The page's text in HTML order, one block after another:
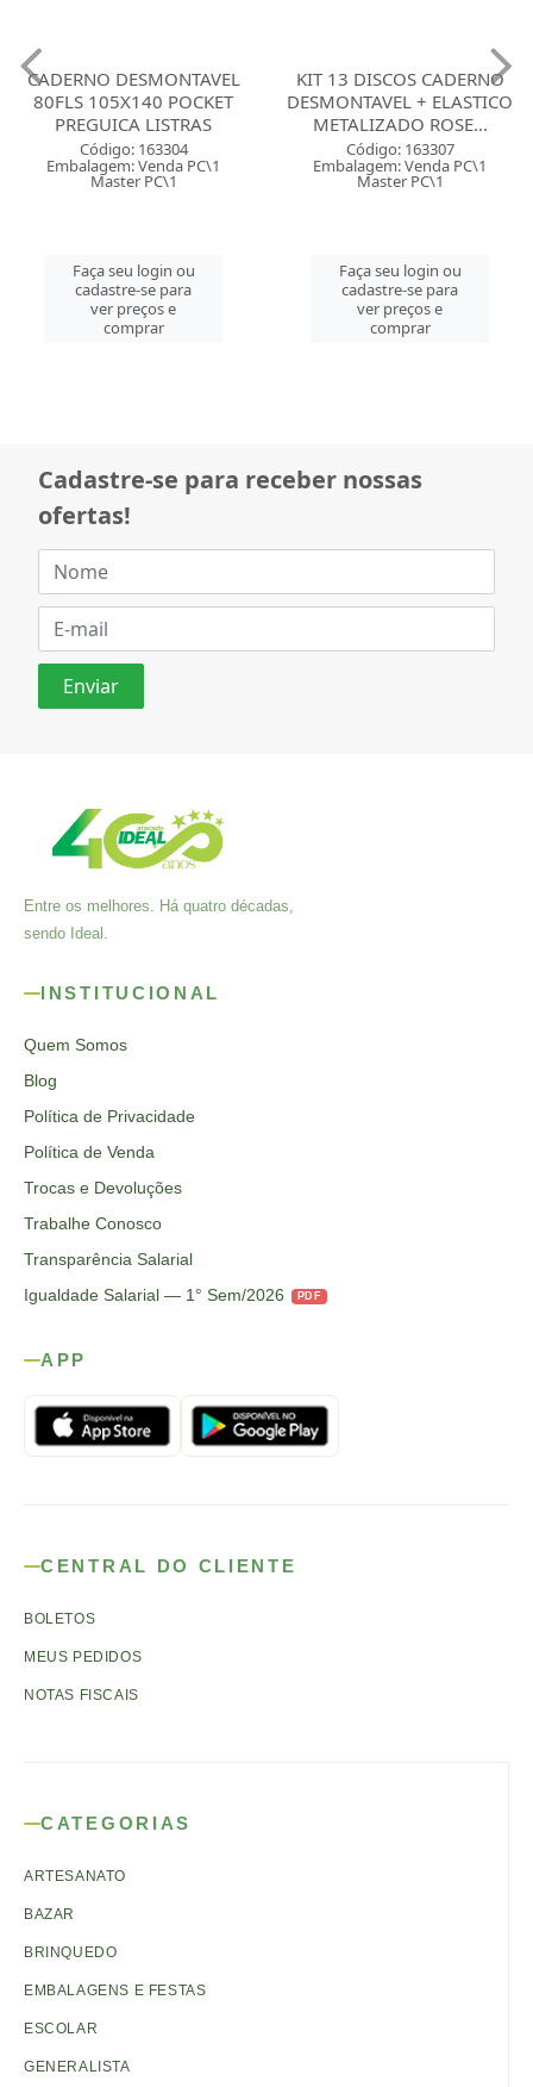
CADERNO DESMONTAVEL
80FLS 105X140 POCKET
PREGUICA LISTRAS
Código: 163304
Embalagem: Venda PC\1
Master PC\1
Faça seu login ou
cadastre-se para
ver preços e
comprar
KIT 13 DISCOS CADERNO
DESMONTAVEL + ELASTICO
METALIZADO ROSE...
Código: 163307
Embalagem: Venda PC\1
Master PC\1
Faça seu login ou
cadastre-se para
ver preços e
comprar
Cadastre-se para receber nossas
ofertas!
Entre os melhores. Há quatro décadas,
sendo Ideal.
INSTITUCIONAL
Quem Somos
Blog
Política de Privacidade
Política de Venda
Trocas e Devoluções
Trabalhe Conosco
Transparência Salarial
Igualdade Salarial — 1° Sem/2026
PDF
APP
CENTRAL DO CLIENTE
BOLETOS
MEUS PEDIDOS
NOTAS FISCAIS
CATEGORIAS
ARTESANATO
BAZAR
BRINQUEDO
EMBALAGENS E FESTAS
ESCOLAR
GENERALISTA